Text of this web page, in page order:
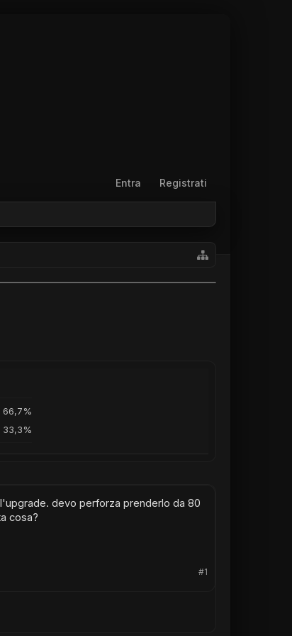
Entra Registrati
66,7%
33,3%
devo perforza prenderlo da 80
cosa?
#1